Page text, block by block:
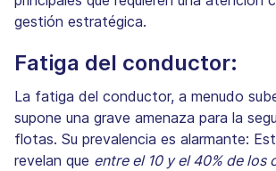
gestión estratégica.
Fatiga del conductor:
La fatiga del conductor, a menudo
supone una grave amenaza para la
flotas. Su prevalencia es alarmante:
revelan que entre el 10 y el 40% de los